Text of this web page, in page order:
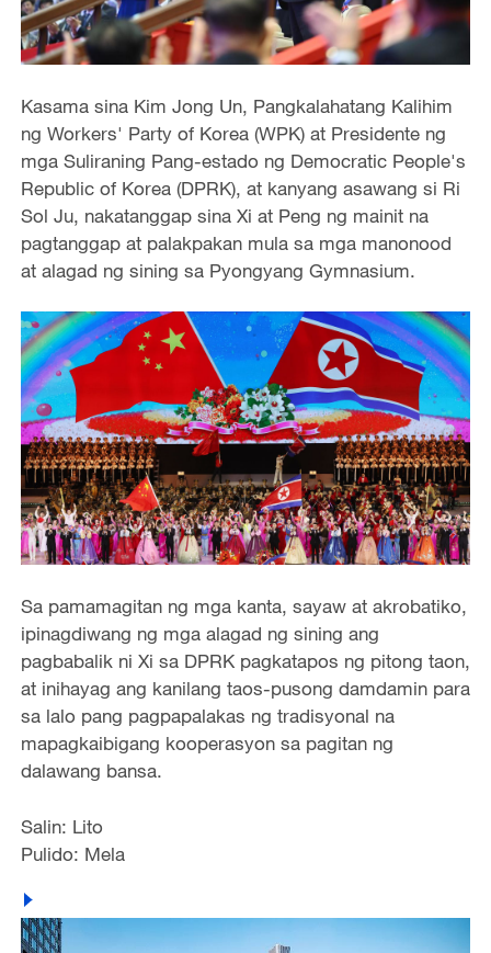
Kasama sina Kim Jong Un, Pangkalahatang Kalihim
ng Workers' Party of Korea (WPK) at Presidente ng
mga Suliraning Pang-estado ng Democratic People's
Republic of Korea (DPRK), at kanyang asawang si Ri
Sol Ju, nakatanggap sina Xi at Peng ng mainit na
pagtanggap at palakpakan mula sa mga manonood
at alagad ng sining sa Pyongyang Gymnasium.
Sa pamamagitan ng mga kanta, sayaw at akrobatiko,
ipinagdiwang ng mga alagad ng sining ang
pagbabalik ni Xi sa DPRK pagkatapos ng pitong taon,
at inihayag ang kanilang taos-pusong damdamin para
sa lalo pang pagpapalakas ng tradisyonal na
mapagkaibigang kooperasyon sa pagitan ng
dalawang bansa.
Salin: Lito
Pulido: Mela